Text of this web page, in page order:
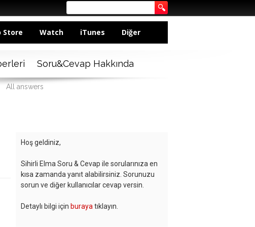
Store Watch iTunes Diğer
Soru&Cevap Hakkında
All answers
Hoş geldiniz,
Sihirli Elma Soru & Cevap ile sorularınıza en
kısa zamanda yanıt alabilirsiniz. Sorunuzu
sorun ve diğer kullanıcılar cevap versin.
Detaylı bilgi için buraya tıklayın.